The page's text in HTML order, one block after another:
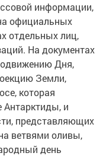
информации,
официальных
отдельных лиц,
На документах
Дня,
Земли,
которая
Антарктиды, и
представляющих
ветвями оливы,
день